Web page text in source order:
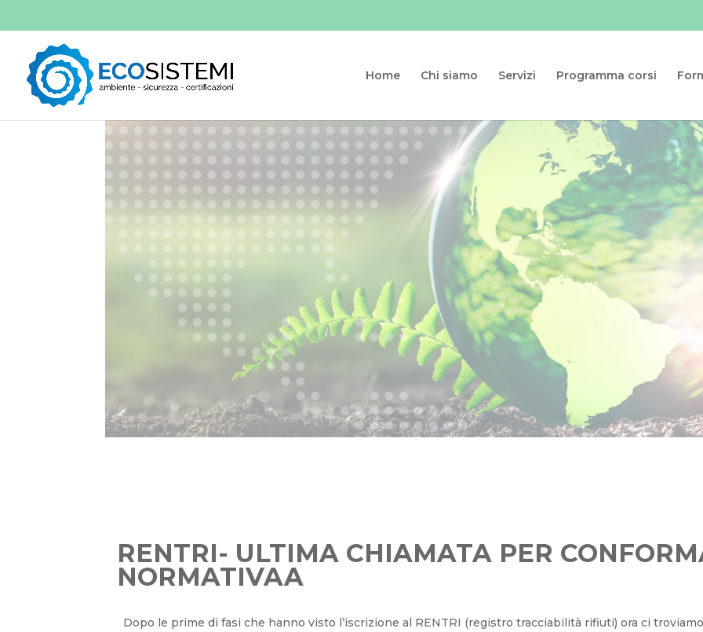
Home Chi siamo Servizi Programma corsi
RENTRI- ULTIMA CHIAMATA PER
NORMATIVAA
Dopo le prime di fasi che hanno visto l’iscrizione al RENTRI (registro tracciabilità rifiuti) ora ci